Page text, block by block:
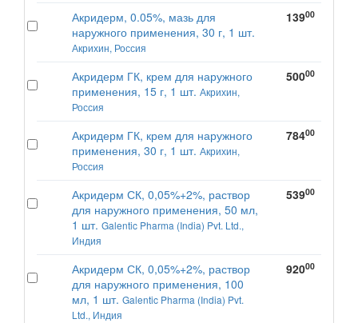
Акридерм, 0.05%, мазь для
наружного применения, 30 г, 1 шт.
Акрихин, Россия
13900
Акридерм ГК, крем для наружного
применения, 15 г, 1 шт. Акрихин,
Россия
50000
Акридерм ГК, крем для наружного
применения, 30 г, 1 шт. Акрихин,
Россия
78400
Акридерм СК, 0,05%+2%, раствор
для наружного применения, 50 мл,
1 шт. Galentic Pharma (India) Pvt. Ltd.,
Индия
53900
Акридерм СК, 0,05%+2%, раствор
для наружного применения, 100
мл, 1 шт. Galentic Pharma (India) Pvt.
Ltd., Индия
92000